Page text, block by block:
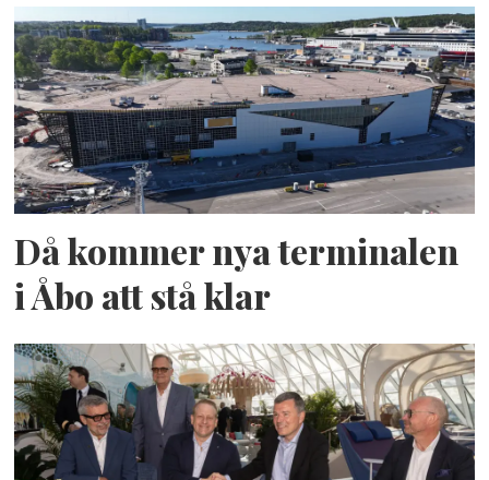
Då kommer nya terminalen
i Åbo att stå klar